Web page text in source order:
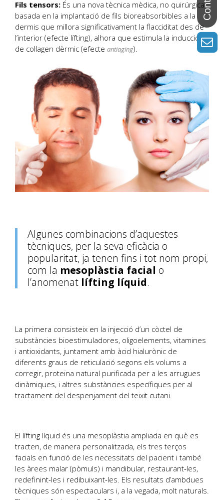
Fils tensors: És una nova tècnica mèdica, no quirúrgica,
basada en la implantació de fils bioreabsorbibles a la
dermis que millora significativament la flacciditat des de
l’interior (efecte lífting), alhora que estimula la inducció
de col·lagen dèrmic (efecte antiaging).
Algunes combinacions d’aquestes
tècniques, per la seva eficàcia o
popularitat, ja tenen fins i tot nom propi,
com la mesoplàstia facial o
l’anomenat lífting líquid.
La primera consisteix en la injecció d’un còctel de
substàncies bioestimuladores, oligoelements, vitamines
i antioxidants, juntament amb àcid hialurònic de
diferents graus de reticulació segons els volums a
corregir, proteïna natural purificada per a les arrugues
dinàmiques, i altres substàncies específiques per al
tractament del despenjament del teixit cutani.
El lífting líquid és una mesoplàstia ampliada en què es
tracten, de manera personalitzada, els tres terços
facials en funció de les necessitats del pacient i també
les àrees malar (pòmuls) i mandibular, restaurant-les,
redefinint-les i redibuixant-les. Els resultats d’ambdues
tècniques són espectaculars i, a la vegada, molt naturals.